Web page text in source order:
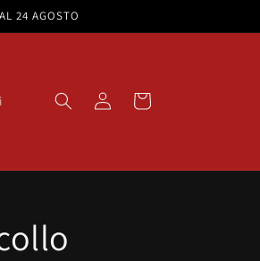
24 AGOSTO
Accedi Carrello